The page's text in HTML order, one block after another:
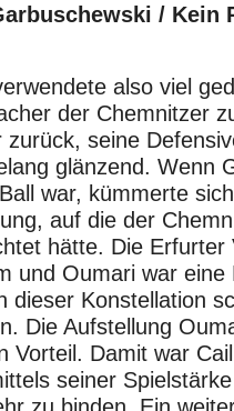
/ Kein
also viel
der Chemnitzer
seine
glänzend. Wenn
war, kümmerte
auf die der
hätte. Die Erfurter
und Oumari war eine
dieser Konstellation
Die Aufstellung
Vorteil. Damit war
seiner